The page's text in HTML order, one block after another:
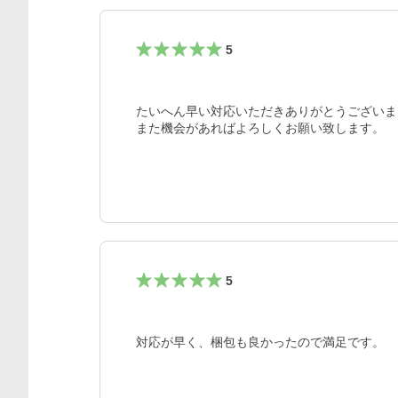
5
たいへん早い対応いただきありがとうござい
また機会があればよろしくお願い致します。
5
対応が早く、梱包も良かったので満足です。